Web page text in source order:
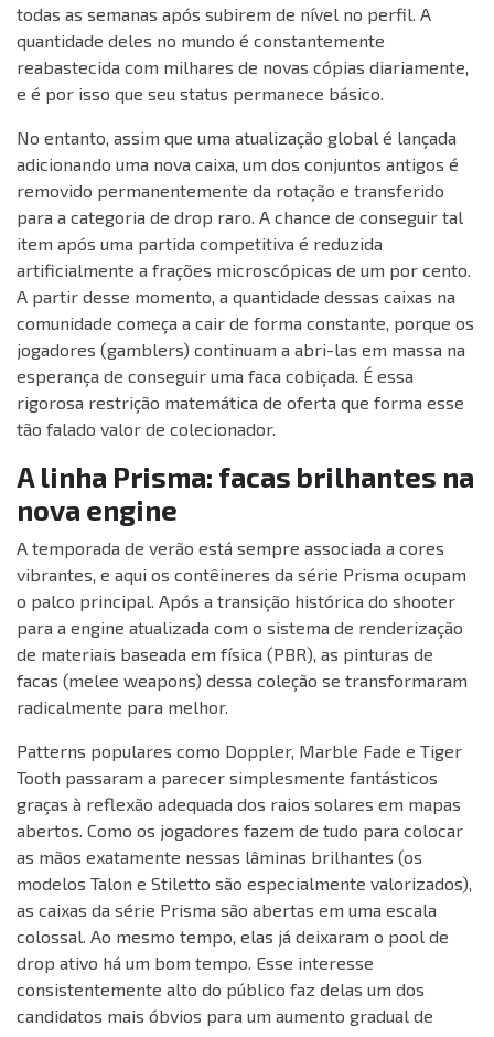
todas as semanas após subirem de nível no perfil. A
quantidade deles no mundo é constantemente
reabastecida com milhares de novas cópias diariamente,
e é por isso que seu status permanece básico.
No entanto, assim que uma atualização global é lançada
adicionando uma nova caixa, um dos conjuntos antigos é
removido permanentemente da rotação e transferido
para a categoria de drop raro. A chance de conseguir tal
item após uma partida competitiva é reduzida
artificialmente a frações microscópicas de um por cento.
A partir desse momento, a quantidade dessas caixas na
comunidade começa a cair de forma constante, porque os
jogadores (gamblers) continuam a abri-las em massa na
esperança de conseguir uma faca cobiçada. É essa
rigorosa restrição matemática de oferta que forma esse
tão falado valor de colecionador.
A linha Prisma: facas brilhantes na
nova engine
A temporada de verão está sempre associada a cores
vibrantes, e aqui os contêineres da série Prisma ocupam
o palco principal. Após a transição histórica do shooter
para a engine atualizada com o sistema de renderização
de materiais baseada em física (PBR), as pinturas de
facas (melee weapons) dessa coleção se transformaram
radicalmente para melhor.
Patterns populares como Doppler, Marble Fade e Tiger
Tooth passaram a parecer simplesmente fantásticos
graças à reflexão adequada dos raios solares em mapas
abertos. Como os jogadores fazem de tudo para colocar
as mãos exatamente nessas lâminas brilhantes (os
modelos Talon e Stiletto são especialmente valorizados),
as caixas da série Prisma são abertas em uma escala
colossal. Ao mesmo tempo, elas já deixaram o pool de
drop ativo há um bom tempo. Esse interesse
consistentemente alto do público faz delas um dos
candidatos mais óbvios para um aumento gradual de